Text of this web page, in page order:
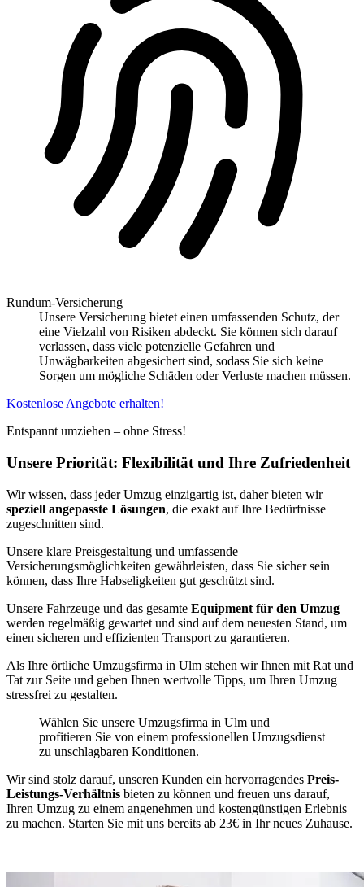
Rundum-Versicherung
Unsere Versicherung bietet einen umfassenden Schutz, der
eine Vielzahl von Risiken abdeckt. Sie können sich darauf
verlassen, dass viele potenzielle Gefahren und
Unwägbarkeiten abgesichert sind, sodass Sie sich keine
Sorgen um mögliche Schäden oder Verluste machen müssen.
Kostenlose Angebote erhalten!
Entspannt umziehen – ohne Stress!
Unsere Priorität: Flexibilität und Ihre Zufriedenheit
Wir wissen, dass jeder Umzug einzigartig ist, daher bieten wir
speziell angepasste Lösungen, die exakt auf Ihre Bedürfnisse
zugeschnitten sind.
Unsere klare Preisgestaltung und umfassende
Versicherungsmöglichkeiten gewährleisten, dass Sie sicher sein
können, dass Ihre Habseligkeiten gut geschützt sind.
Unsere Fahrzeuge und das gesamte Equipment für den Umzug
werden regelmäßig gewartet und sind auf dem neuesten Stand, um
einen sicheren und effizienten Transport zu garantieren.
Als Ihre örtliche Umzugsfirma in Ulm stehen wir Ihnen mit Rat und
Tat zur Seite und geben Ihnen wertvolle Tipps, um Ihren Umzug
stressfrei zu gestalten.
Wählen Sie unsere Umzugsfirma in Ulm und
profitieren Sie von einem professionellen Umzugsdienst
zu unschlagbaren Konditionen.
Wir sind stolz darauf, unseren Kunden ein hervorragendes Preis-
Leistungs-Verhältnis bieten zu können und freuen uns darauf,
Ihren Umzug zu einem angenehmen und kostengünstigen Erlebnis
zu machen. Starten Sie mit uns bereits ab 23€ in Ihr neues Zuhause.